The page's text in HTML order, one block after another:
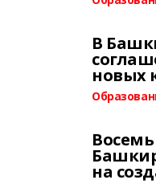
В
новых
на